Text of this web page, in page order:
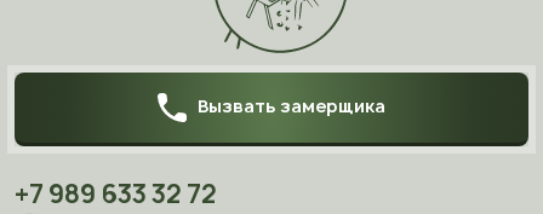
Вызвать замерщика
+7 989 633 32 72